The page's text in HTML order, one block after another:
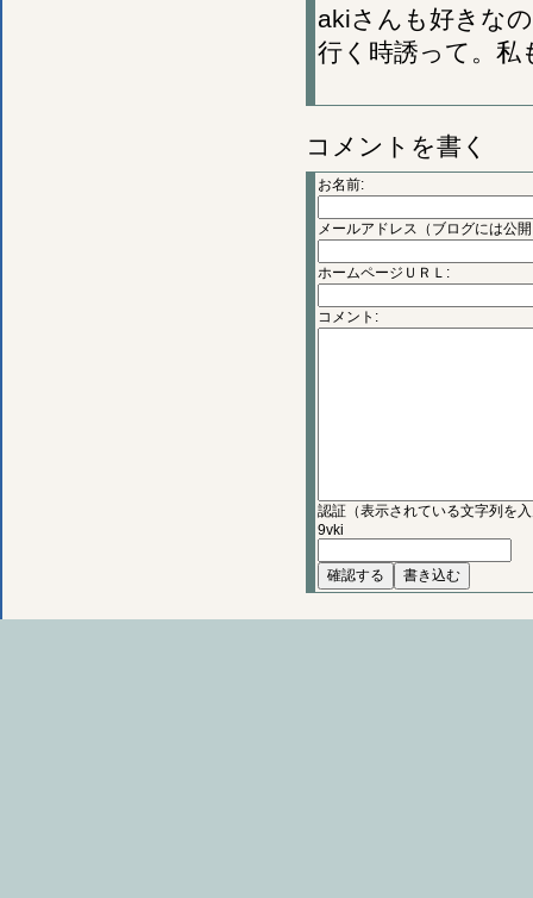
akiさんも好きな
行く時誘って。私
コメントを書く
お名前:
メールアドレス（ブログには公
ホームページＵＲＬ:
コメント:
認証（表示されている文字列を
9vki